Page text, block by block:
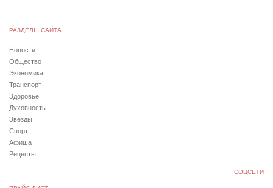
РАЗДЕЛЫ САЙТА
Новости
Общество
Экономика
Транспорт
Здоровье
Духовность
Звезды
Спорт
Афиша
Рецепты
СОЦСЕТИ